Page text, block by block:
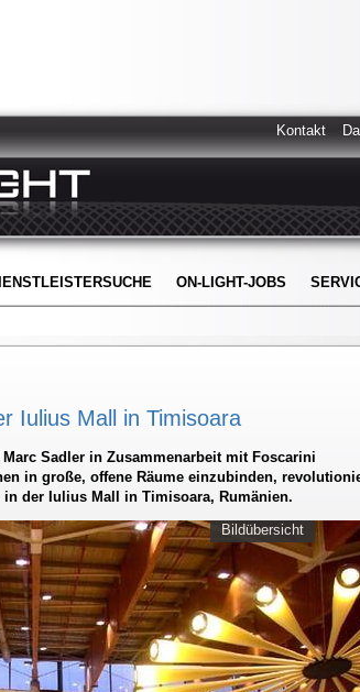
Kontakt
ON-LIGHT-JOBS
Iulius Mall in Timisoara
Sadler in Zusammenarbeit mit Foscarini
in große, offene Räume einzubinden,
der Iulius Mall in Timisoara, Rumänien.
Bildübersicht